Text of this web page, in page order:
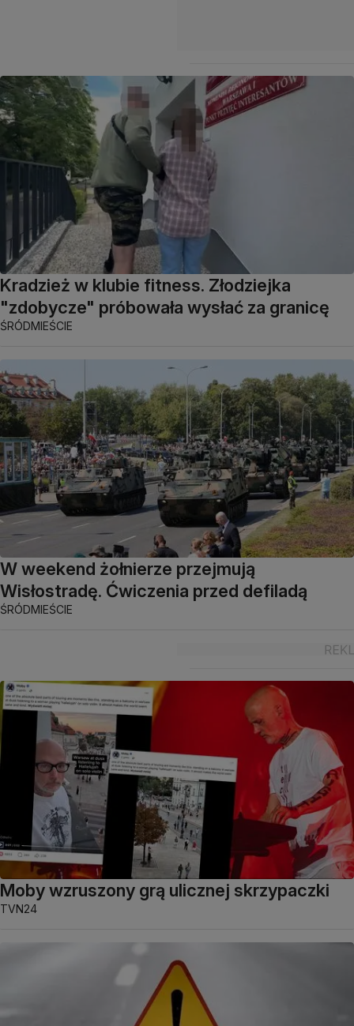
Kradzież w klubie fitness. Złodziejka
"zdobycze" próbowała wysłać za granicę
ŚRÓDMIEŚCIE
W weekend żołnierze przejmują
Wisłostradę. Ćwiczenia przed defiladą
ŚRÓDMIEŚCIE
Moby wzruszony grą ulicznej skrzypaczki
TVN24